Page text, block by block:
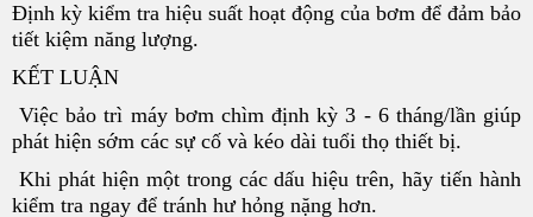
Định kỳ kiểm tra hiệu suất hoạt động của bơm để đảm bảo
tiết kiệm năng lượng.
KẾT LUẬN
Việc bảo trì máy bơm chìm định kỳ 3 - 6 tháng/lần giúp
phát hiện sớm các sự cố và kéo dài tuổi thọ thiết bị.
Khi phát hiện một trong các dấu hiệu trên, hãy tiến hành
kiểm tra ngay để tránh hư hỏng nặng hơn.